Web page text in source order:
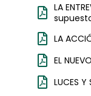
LA
LA
EL
LUCES Y